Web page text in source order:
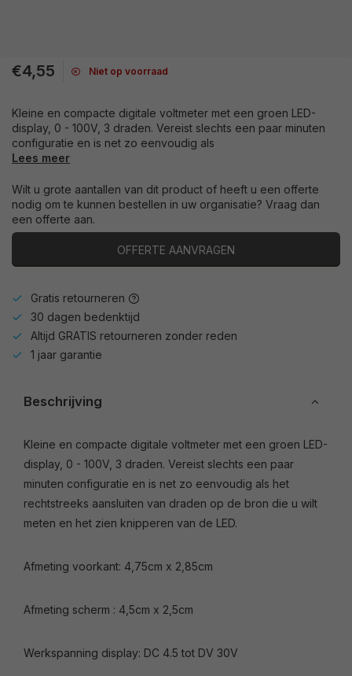
€4,55 Niet op voorraad
Kleine en compacte digitale voltmeter met een groen LED-
display, 0 - 100V, 3 draden. Vereist slechts een paar minuten
configuratie en is net zo eenvoudig als
Lees meer
Wilt u grote aantallen van dit product of heeft u een offerte
nodig om te kunnen bestellen in uw organisatie? Vraag dan
een offerte aan.
OFFERTE AANVRAGEN
Gratis retourneren
30 dagen bedenktijd
Altijd GRATIS retourneren zonder reden
1 jaar garantie
Beschrijving
Kleine en compacte digitale voltmeter met een groen LED-
display, 0 - 100V, 3 draden. Vereist slechts een paar
minuten configuratie en is net zo eenvoudig als het
rechtstreeks aansluiten van draden op de bron die u wilt
meten en het zien knipperen van de LED.
Afmeting voorkant: 4,75cm x 2,85cm
Afmeting scherm : 4,5cm x 2,5cm
Werkspanning display: DC 4.5 tot DV 30V